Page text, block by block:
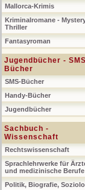
Mallorca-Krimis
Kriminalromane -
Thriller
Fantasyroman
Jugendbücher -
Bücher
SMS-Bücher
Handy-Bücher
Jugendbücher
Sachbuch -
Wissenschaft
Rechtswissenschaft
Sprachlehrwerke für
und medizinische Berufe
Politik, Biografie,